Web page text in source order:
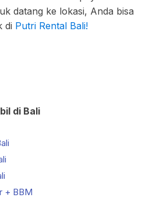
datang ke lokasi, Anda bisa
di Putri Rental Bali!
di Bali
+ BBM